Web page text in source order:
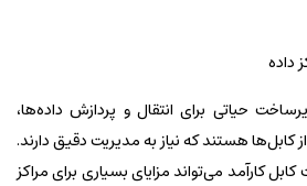
داده
حیاتی برای انتقال و پردازش داده‌ها،
هستند که نیاز به مدیریت دقیق دارند.
کارآمد می‌تواند مزایای بسیاری برای مراکز